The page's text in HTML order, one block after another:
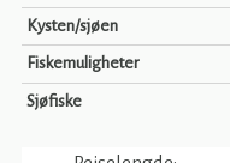
Kysten/sjøen
Fiskemuligheter
Sjøfiske